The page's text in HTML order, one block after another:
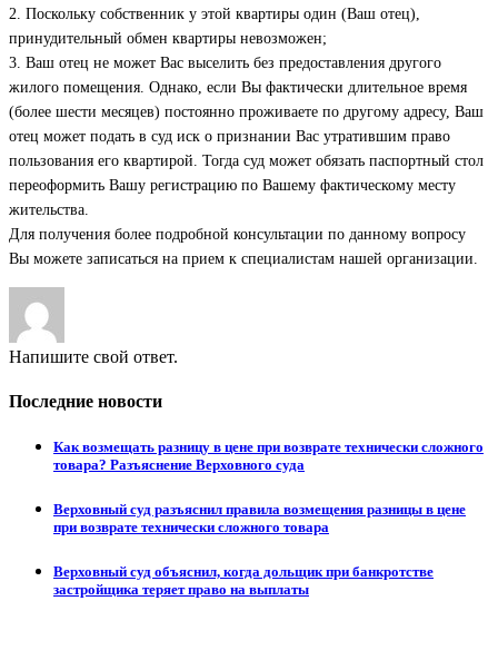
2. Поскольку собственник у этой квартиры один (Ваш отец),
принудительный обмен квартиры невозможен;
3. Ваш отец не может Вас выселить без предоставления другого
жилого помещения. Однако, если Вы фактически длительное время
(более шести месяцев) постоянно проживаете по другому адресу, Ваш
отец может подать в суд иск о признании Вас утратившим право
пользования его квартирой. Тогда суд может обязать паспортный стол
переоформить Вашу регистрацию по Вашему фактическому месту
жительства.
Для получения более подробной консультации по данному вопросу
Вы можете записаться на прием к специалистам нашей организации.
Напишите свой ответ.
Последние новости
Как возмещать разницу в цене при возврате технически сложного
товара? Разъяснение Верховного суда
Верховный суд разъяснил правила возмещения разницы в цене
при возврате технически сложного товара
Верховный суд объяснил, когда дольщик при банкротстве
застройщика теряет право на выплаты